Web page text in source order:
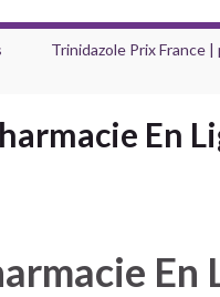
Trinidazole Prix France
En
En